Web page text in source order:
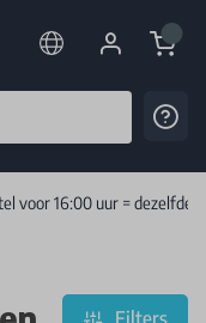
Cart
voor 16:00 uur = dezelfde
Filters